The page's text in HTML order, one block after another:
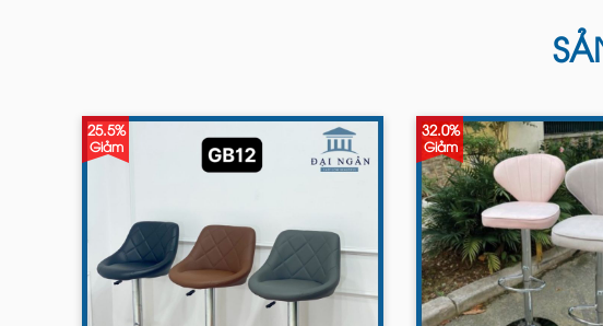
25.5%
Giảm
32.0%
Giảm